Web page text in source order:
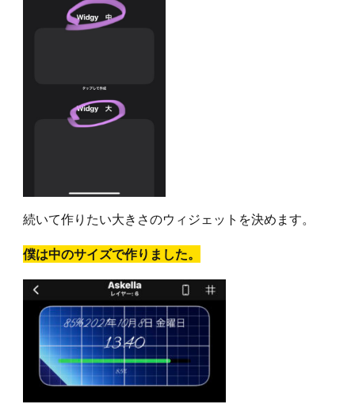
続いて作りたい大きさのウィジェットを決めます。
僕は中のサイズで作りました。